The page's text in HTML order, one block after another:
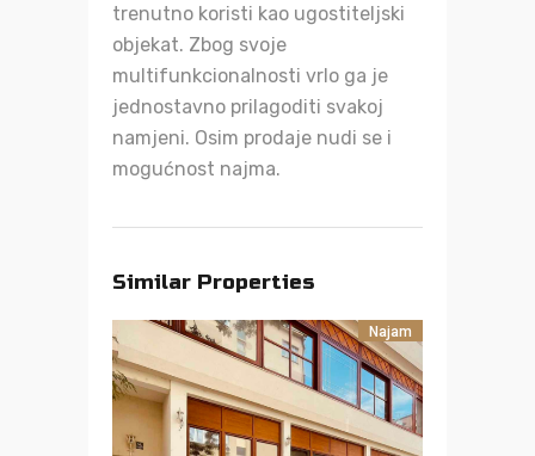
trenutno koristi kao ugostiteljski
objekat. Zbog svoje
multifunkcionalnosti vrlo ga je
jednostavno prilagoditi svakoj
namjeni. Osim prodaje nudi se i
mogućnost najma.
Similar Properties
Najam